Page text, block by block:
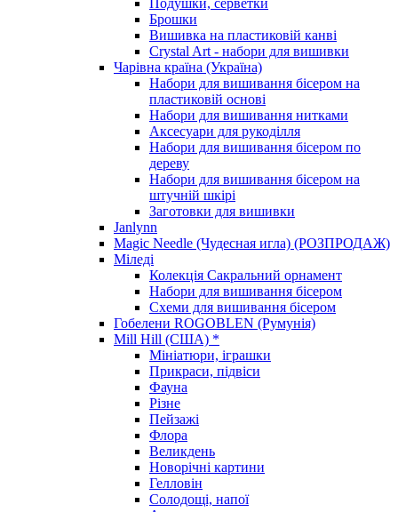
Брошки
Вишивка на пластиковій канві
Crystal Art - набори для вишивки
Чарівна країна (Україна)
Набори для вишивання бісером на
пластиковій основі
Набори для вишивання нитками
Аксесуари для рукоділля
Набори для вишивання бісером по
дереву
Набори для вишивання бісером на
штучній шкірі
Заготовки для вишивки
Janlynn
Magic Needle (Чудесная игла) (РОЗПРОДАЖ)
Міледі
Колекція Сакральний орнамент
Набори для вишивання бісером
Схеми для вишивання бісером
Гобелени ROGOBLEN (Румунія)
Mill Hill (США) *
Мініатюри, іграшки
Прикраси, підвіси
Фауна
Різне
Пейзажі
Флора
Великдень
Новорічні картини
Гелловін
Солодощі, напої